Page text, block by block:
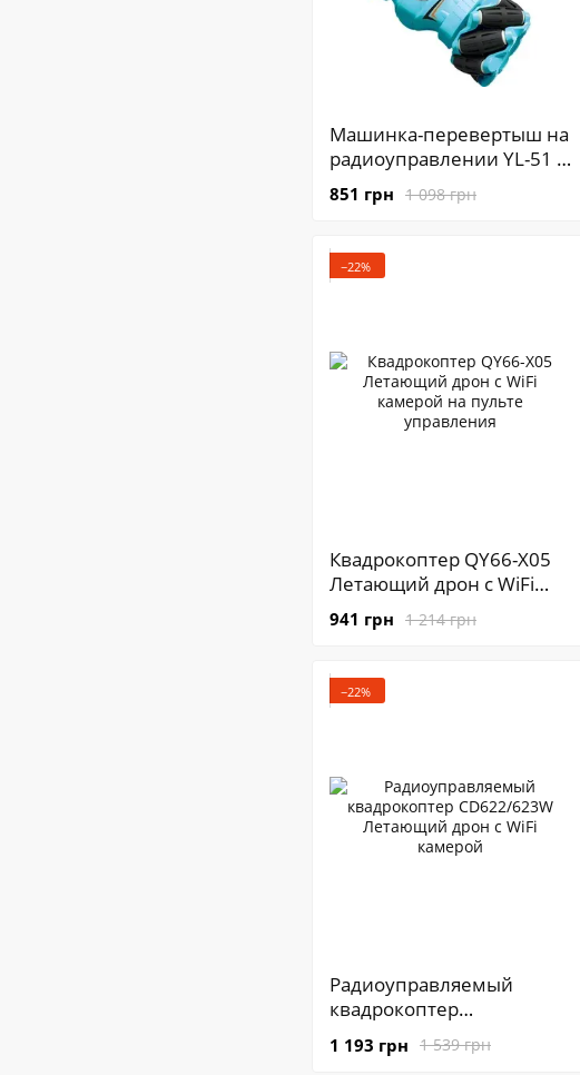
Машинка-перевертыш на
радиоуправлении YL-51 ∙
Радиоуправляемая
машинка-вездеход ∙
руки
1 098 грн
851 грн
−22%
Квадрокоптер QY66-X05
Летающий дрон c WiFi
камерой на пульте
управления
1 214 грн
941 грн
−22%
Радиоуправляемый
квадрокоптер
CD622/623W Летающий
дрон с WiFi камерой
1 539 грн
1 193 грн